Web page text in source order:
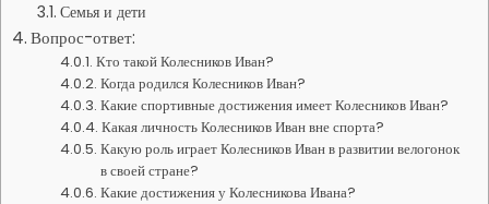
Семья и дети
Вопрос-ответ:
Кто такой Колесников Иван?
Когда родился Колесников Иван?
Какие спортивные достижения имеет Колесников Иван?
Какая личность Колесников Иван вне спорта?
Какую роль играет Колесников Иван в развитии велогонок
в своей стране?
Какие достижения у Колесникова Ивана?